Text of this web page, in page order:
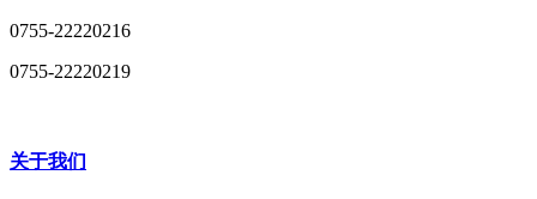
0755-22220216
0755-22220219
关于我们